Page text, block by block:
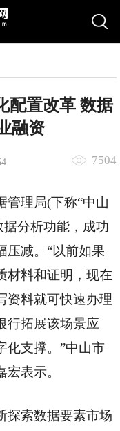
配置改革 数据
融资
7504
管理局(下称“中山
分析功能，成功
压减。“以前如果
材料和证明，现在
资料就可快速办理
行拓展该场景应
化支撑。”中山市
表示。
探索数据要素市场